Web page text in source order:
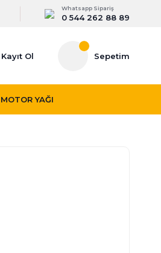
Whatsapp Sipariş
0 544 262 88 89
Kayıt Ol Sepetim
MOTOR YAĞI